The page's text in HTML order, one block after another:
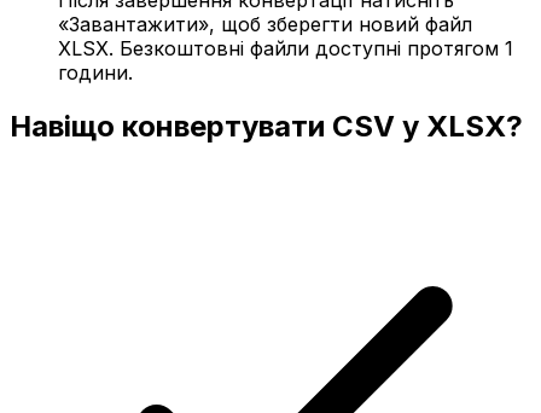
«Завантажити», щоб зберегти новий файл
XLSX. Безкоштовні файли доступні протягом 1
години.
Навіщо конвертувати CSV у XLSX?